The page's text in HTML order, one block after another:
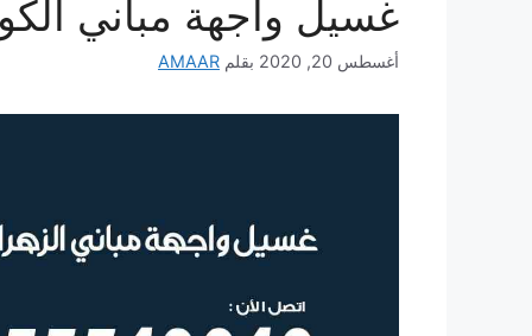
غسيل واجهة مباني
أغسطس 20, 2020 بقلم AMAAR